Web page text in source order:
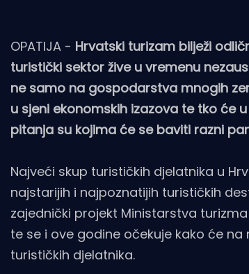
OPATIJA - Hrvatski turizam bilježi
turistički sektor žive u vremenu
ne samo na gospodarstva mnogih
u sjeni ekonomskih izazova te tko će
pitanja su kojima će se baviti razni
Najveći skup turističkih djelatnika u
najstarijih i najpoznatijih turističkih
zajednički projekt Ministarstva
te se i ove godine očekuje kako će
turističkih djelatnika.